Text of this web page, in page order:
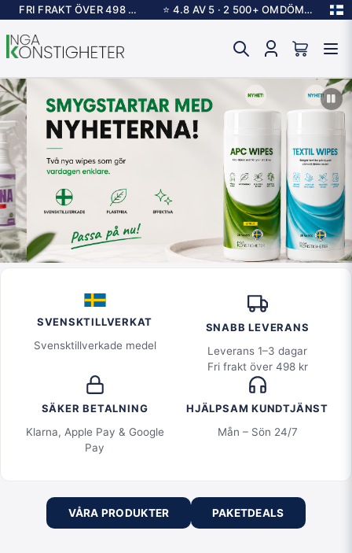
FRI FRAKT ÖVER 498 KR ⭐ 4.8 AV 5 · 2 500+ OMDÖMEN
SVENSKTILLVERKAT
Svensktillverkade medel
SNABB LEVERANS
Leverans 1–3 dagar
Fri frakt över 498 kr
SÄKER BETALNING
Klarna, Apple Pay & Google
Pay
HJÄLPSAM KUNDTJÄNST
Mån – Sön 24/7
VÅRA PRODUKTER PAKETDEALS